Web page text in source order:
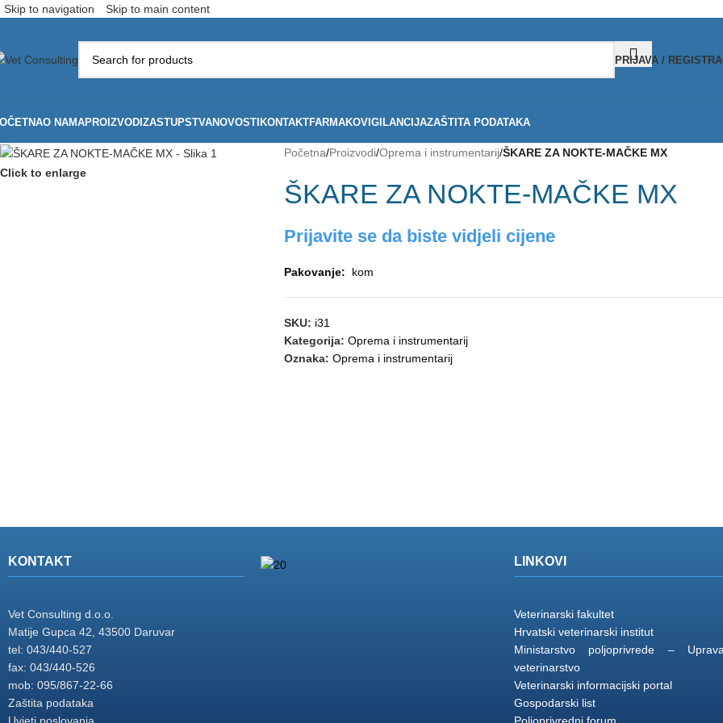
Skip to navigation Skip to main content
PRIJAVA /
O NAMAPROIZVODI ZASTUPSTVANOVOSTI KONTAKTFARMAKOVIGILANCIJAZAŠTITA PODATAKA
Click to enlarge
Početna/Proizvodi/Oprema i instrumentarij/ŠKARE ZA NOKTE-MAČKE MX
ŠKARE ZA NOKTE-MAČKE MX
Prijavite se da biste vidjeli cijene
Pakovanje: kom
SKU: i31
Kategorija: Oprema i instrumentarij
Oznaka: Oprema i instrumentarij
KONTAKT
Vet Consulting d.o.o.
Matije Gupca 42, 43500 Daruvar
tel: 043/440-527
fax: 043/440-526
mob: 095/867-22-66
Zaštita podataka
Uvjeti poslovanja
LINKOVI
Veterinarski fakultet
Hrvatski veterinarski institut
Ministarstvo poljoprivrede –
veterinarstvo
Veterinarski informacijski portal
Gospodarski list
Poljoprivredni forum